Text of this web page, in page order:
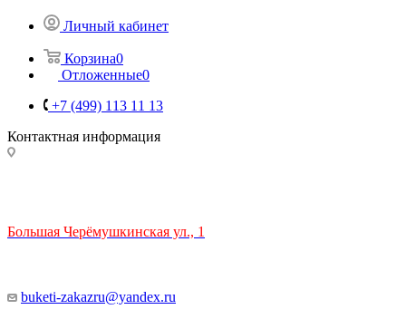
Личный кабинет
Корзина0
Отложенные0
+7 (499) 113 11 13
Контактная информация
Большая Черёмушкинская ул., 1
buketi-zakazru@yandex.ru